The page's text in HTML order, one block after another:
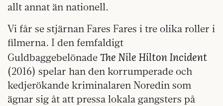
allt annat än nationell.
Vi får se stjärnan Fares Fares i tre olika roller i
filmerna. I den femfaldigt
Guldbaggebelönade The Nile Hilton Incident
(2016) spelar han den korrumperade och
kedjerökande kriminalaren Noredin som
ägnar sig åt att pressa lokala gangsters på